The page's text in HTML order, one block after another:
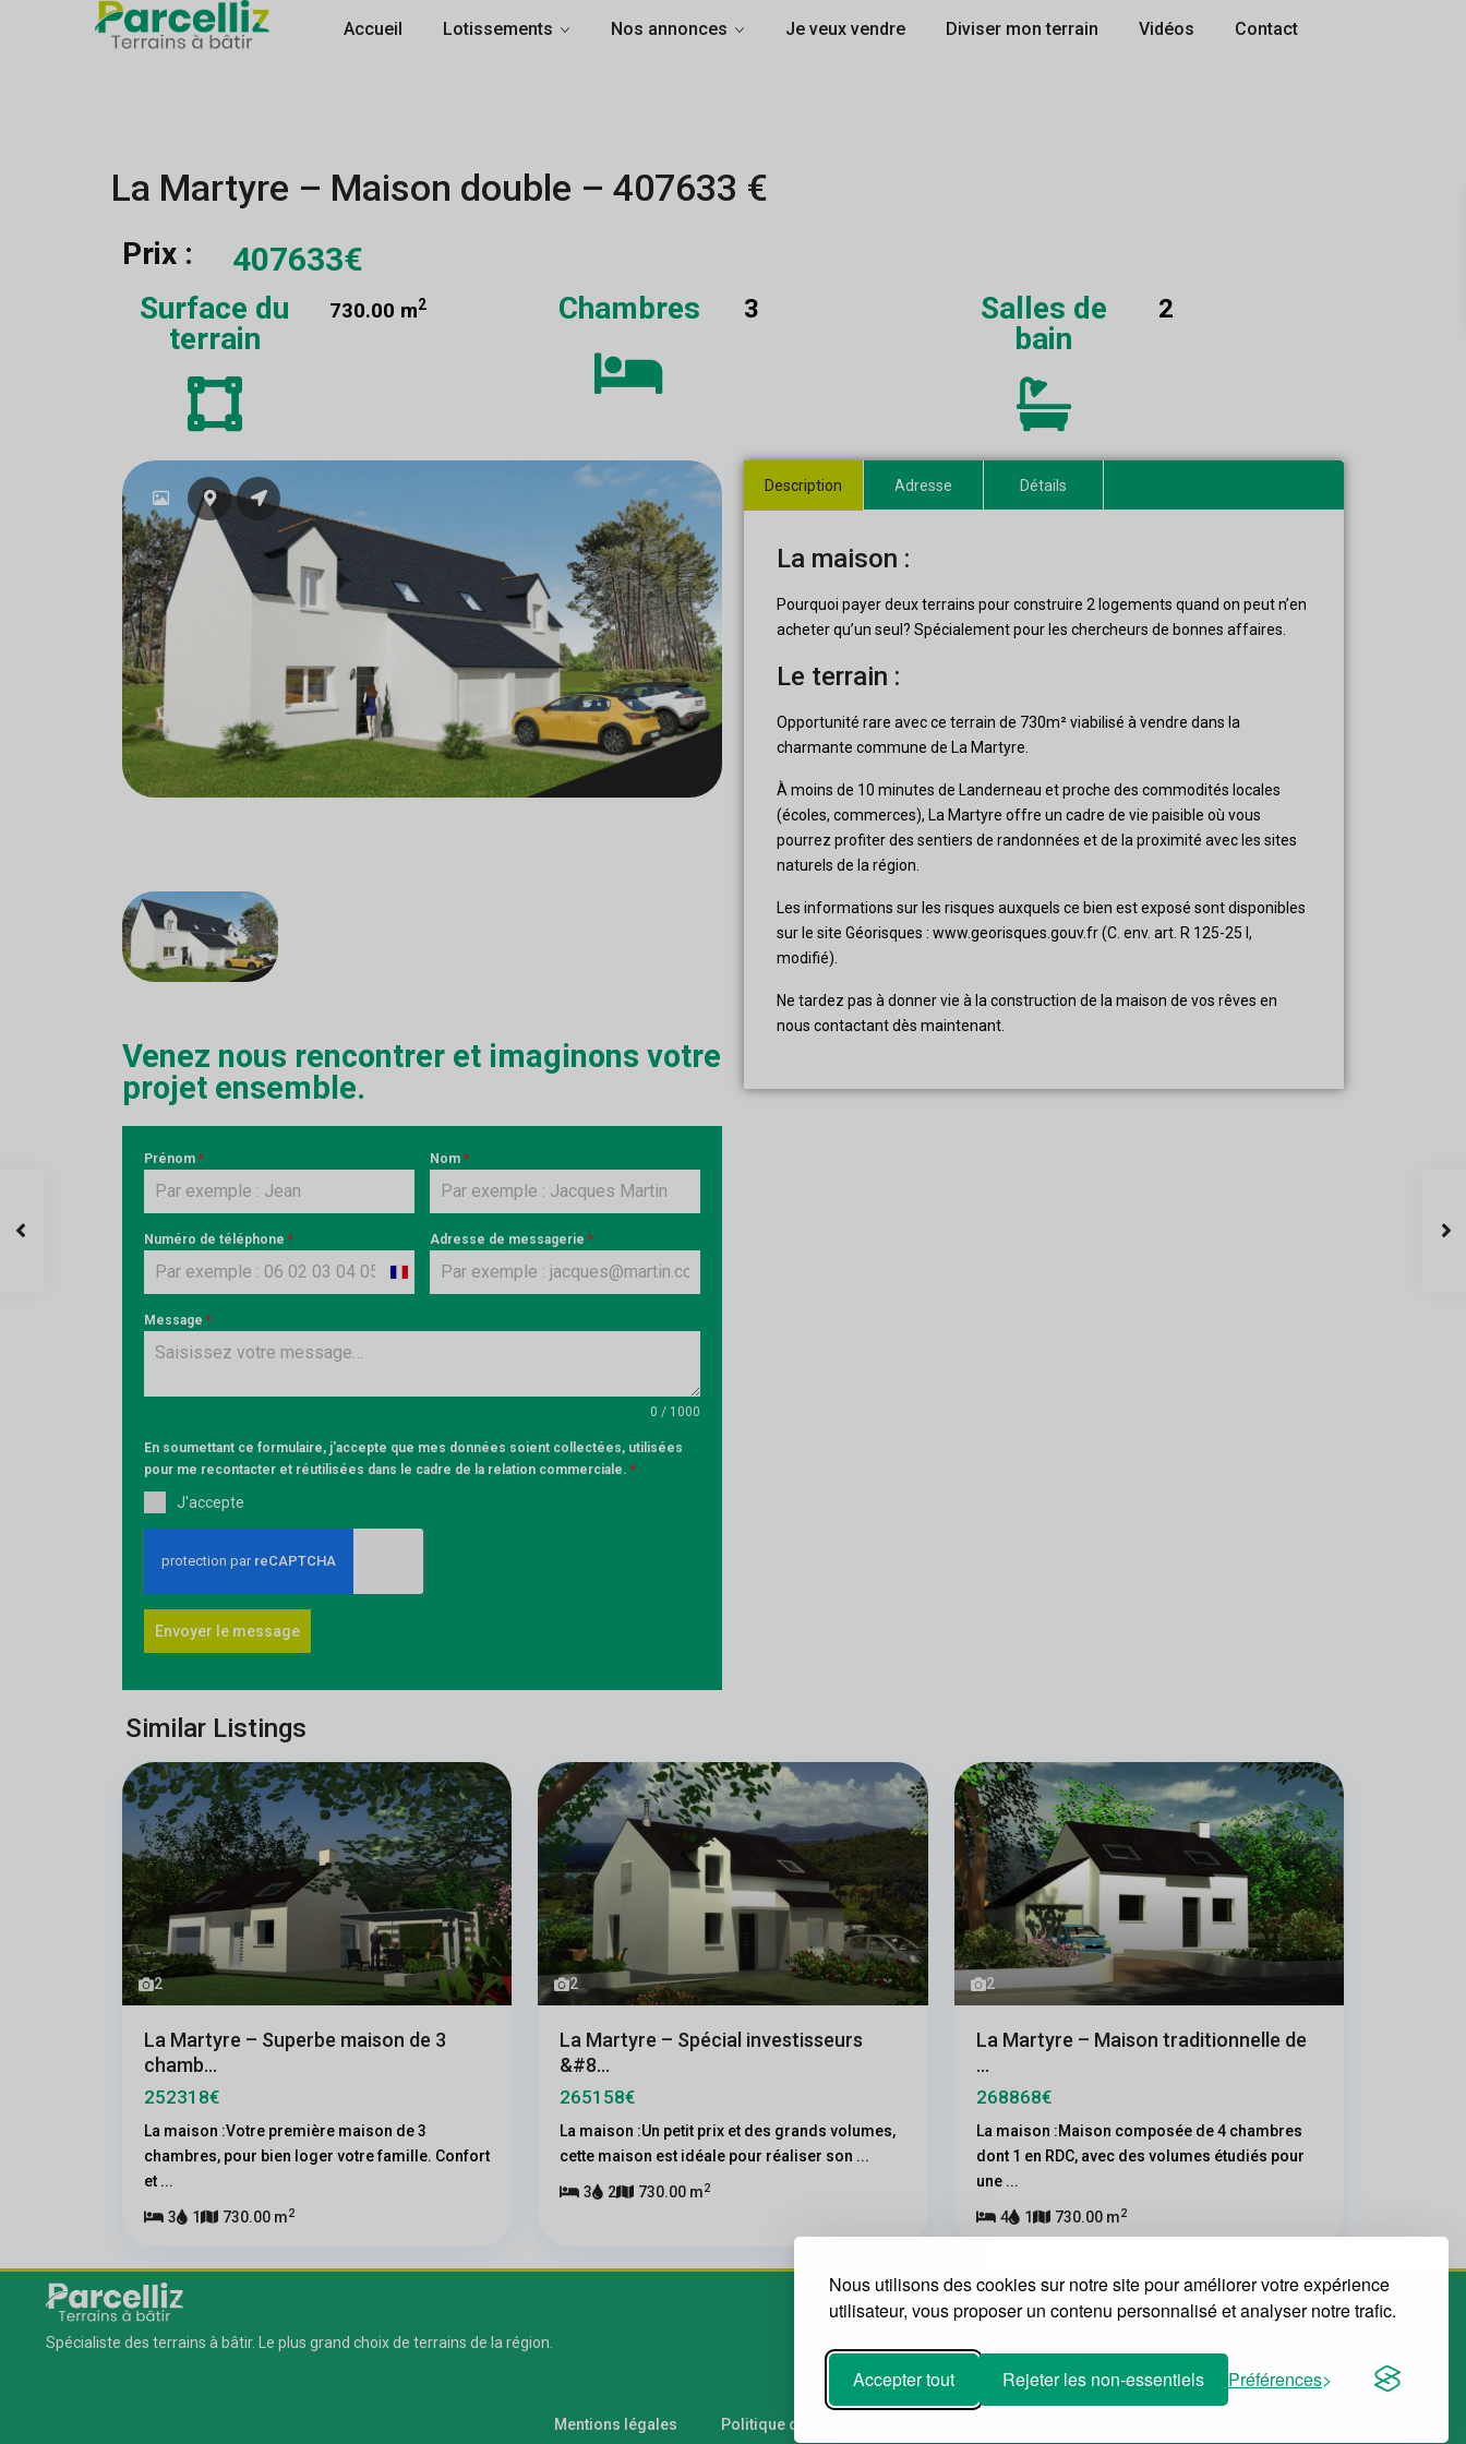
Nous utilisons des cookies sur notre site pour améliorer votre expérience
utilisateur, vous proposer un contenu personnalisé et analyser notre trafic.
Accepter tout Rejeter les non-essentiels Préférences
Accueil Lotissements Nos annonces Je veux vendre Diviser mon terrain Vidéos Contact
La Martyre – Maison double – 407633 €
Prix : 407633€
Surface du
terrain
730.00 m2 Chambres 3
Salles de
bain
2
Venez nous rencontrer et imaginons votre
projet ensemble.
Prénom * Nom *
Numéro de téléphone *
France
Adresse de messagerie *
Message *
0 / 1000
En soumettant ce formulaire, j'accepte que mes données soient collectées, utilisées
pour me recontacter et réutilisées dans le cadre de la relation commerciale. *
J'accepte
Envoyer le message
Description Adresse Détails
La maison :
Pourquoi payer deux terrains pour construire 2 logements quand on peut n’en
acheter qu’un seul? Spécialement pour les chercheurs de bonnes affaires.
Le terrain :
Opportunité rare avec ce terrain de 730m² viabilisé à vendre dans la
charmante commune de La Martyre.
À moins de 10 minutes de Landerneau et proche des commodités locales
(écoles, commerces), La Martyre offre un cadre de vie paisible où vous
pourrez profiter des sentiers de randonnées et de la proximité avec les sites
naturels de la région.
Les informations sur les risques auxquels ce bien est exposé sont disponibles
sur le site Géorisques : www.georisques.gouv.fr (C. env. art. R 125-25 I,
modifié).
Ne tardez pas à donner vie à la construction de la maison de vos rêves en
nous contactant dès maintenant.
Similar Listings
2
La Martyre – Superbe maison de 3
chamb...
252318€
La maison :Votre première maison de 3
chambres, pour bien loger votre famille. Confort
et ...
3 1 730.00 m2
2
La Martyre – Spécial investisseurs
&#8...
265158€
La maison :Un petit prix et des grands volumes,
cette maison est idéale pour réaliser son ...
3 2 730.00 m2
2
La Martyre – Maison traditionnelle de
...
268868€
La maison :Maison composée de 4 chambres
dont 1 en RDC, avec des volumes étudiés pour
une ...
4 1 730.00 m2
Spécialiste des terrains à bâtir. Le plus grand choix de terrains de la région.
Mentions légales Politique de confidentialité